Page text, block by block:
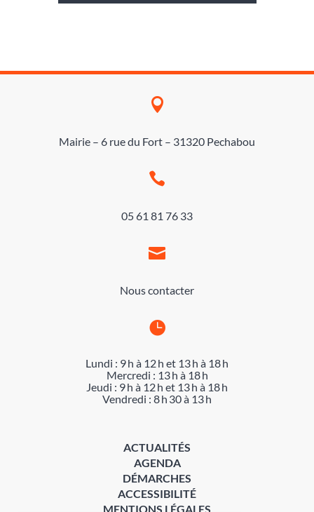

Mairie – 6 rue du Fort – 31320 Pechabou

05 61 81 76 33

Nous contacter

Lundi : 9 h à 12 h et 13 h à 18 h
Mercredi : 13 h à 18 h
Jeudi : 9 h à 12 h et 13 h à 18 h
Vendredi : 8 h 30 à 13 h
ACTUALITÉS
AGENDA
DÉMARCHES
ACCESSIBILITÉ
MENTIONS LÉGALES